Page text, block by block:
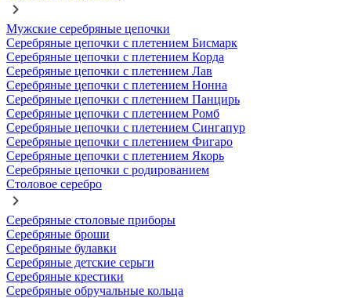
Мужские серебряные цепочки
Серебряные цепочки с плетением Бисмарк
Серебряные цепочки с плетением Корда
Серебряные цепочки с плетением Лав
Серебряные цепочки с плетением Нонна
Серебряные цепочки с плетением Панцирь
Серебряные цепочки с плетением Ромб
Серебряные цепочки с плетением Сингапур
Серебряные цепочки с плетением Фигаро
Серебряные цепочки с плетением Якорь
Серебряные цепочки с родированием
Столовое серебро
Серебряные столовые приборы
Серебряные броши
Серебряные булавки
Серебряные детские серьги
Серебряные крестики
Серебряные обручальные кольца